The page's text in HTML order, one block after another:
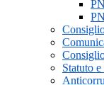
Statuto